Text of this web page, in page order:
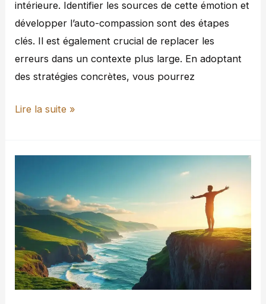
intérieure. Identifier les sources de cette émotion et
développer l’auto-compassion sont des étapes
clés. Il est également crucial de replacer les
erreurs dans un contexte plus large. En adoptant
des stratégies concrètes, vous pourrez
Lire la suite »
libérer
de
la
culpabilité
pour
mieux